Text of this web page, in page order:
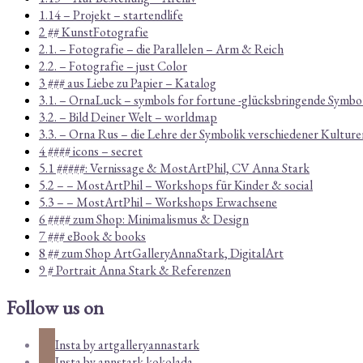
1.14 – Projekt – startendlife
2 ## KunstFotografie
2.1. – Fotografie – die Parallelen – Arm & Reich
2.2. – Fotografie – just Color
3 ### aus Liebe zu Papier – Katalog
3.1. – OrnaLuck – symbols for fortune -glücksbringende
3.2. – Bild Deiner Welt – worldmap
3.3. – Orna Rus – die Lehre der Symbolik verschiedener
4 #### icons – secret
5.1 #####: Vernissage & MostArtPhil, CV Anna Stark
5.2 – – MostArtPhil – Workshops für Kinder & social
5.3 – – MostArtPhil – Workshops Erwachsene
6 #### zum Shop: Minimalismus & Design
7 ### eBook & books
8 ## zum Shop ArtGalleryAnnaStark, DigitalArt
9 # Portrait Anna Stark & Referenzen
Follow us on
Insta by artgalleryannastark